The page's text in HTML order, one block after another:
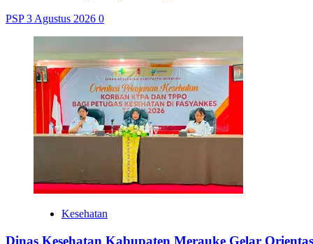
PSP3 Agustus 2026 0
Kesehatan
Dinas Kesehatan Kabupaten Merauke Gelar